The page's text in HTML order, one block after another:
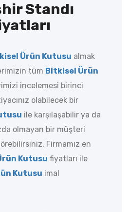
Standı
Ürün Kutusu almak
tüm Bitkisel Ürün
incelemesi birinci
olabilecek bir
ile karşılaşabilir ya da
olmayan bir müşteri
Firmamız en
Kutusu fiyatları ile
Kutusu imal